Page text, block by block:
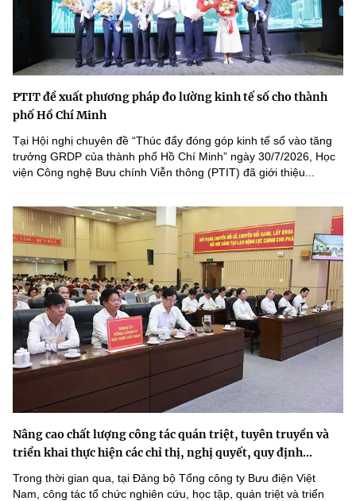
PTIT đề xuất phương pháp đo lường kinh tế số cho thành
phố Hồ Chí Minh
Tại Hội nghị chuyên đề “Thúc đẩy đóng góp kinh tế số vào tăng
trưởng GRDP của thành phố Hồ Chí Minh” ngày 30/7/2026, Học
viện Công nghệ Bưu chính Viễn thông (PTIT) đã giới thiệu...
Nâng cao chất lượng công tác quán triệt, tuyên truyền và
triển khai thực hiện các chỉ thị, nghị quyết, quy định...
Trong thời gian qua, tại Đảng bộ Tổng công ty Bưu điện Việt
Nam, công tác tổ chức nghiên cứu, học tập, quán triệt và triển